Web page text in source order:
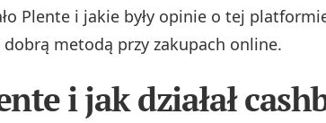
Plente i jakie były opinie o tej
dobrą metodą przy zakupach online.
i jak działał